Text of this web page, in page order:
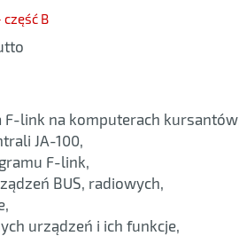
część B
link na komputerach kursantów,
JA-100,
F-link,
BUS, radiowych,
urządzeń i ich funkcje,